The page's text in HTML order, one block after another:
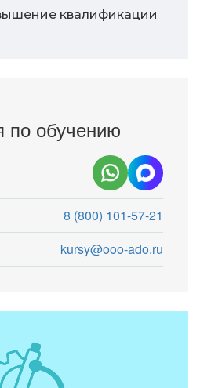
квалификации
по обучению
8 (800) 101-57-21
kursy@ooo-ado.ru